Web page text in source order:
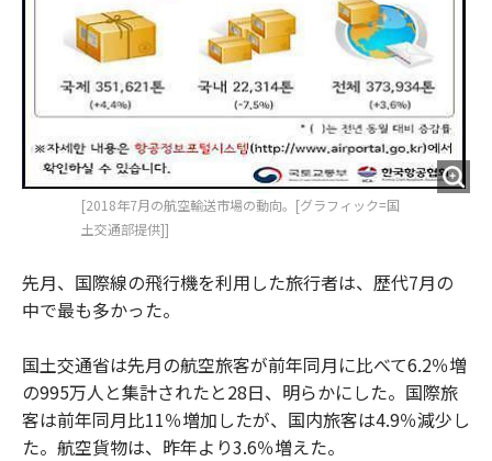
[2018年7月の航空輸送市場の動向。[グラフィック=国
土交通部提供]]
先月、国際線の飛行機を利用した旅行者は、歴代7月の
中で最も多かった。
国土交通省は先月の航空旅客が前年同月に比べて6.2％増
の995万人と集計されたと28日、明らかにした。国際旅
客は前年同月比11％増加したが、国内旅客は4.9％減少し
た。航空貨物は、昨年より3.6％増えた。